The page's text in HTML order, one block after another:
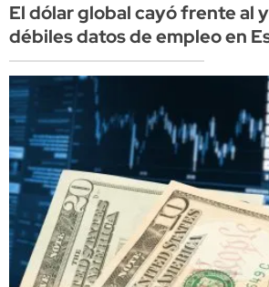
El dólar global cayó frente al
débiles datos de empleo en